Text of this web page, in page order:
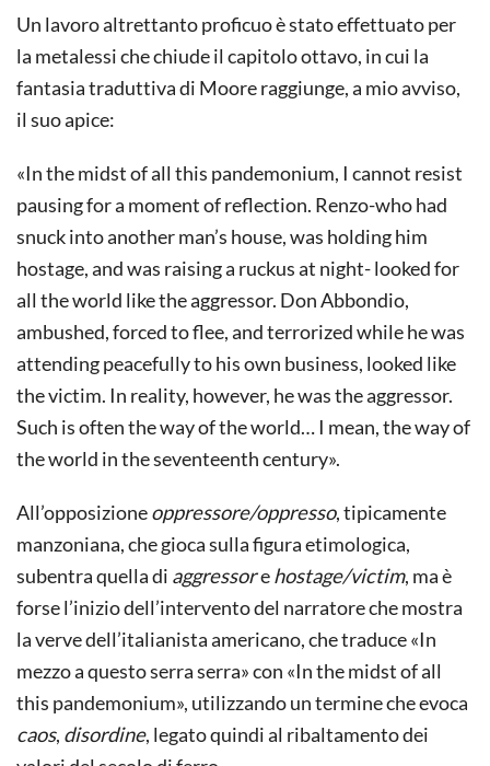
Un lavoro altrettanto proficuo è stato effettuato per
la metalessi che chiude il capitolo ottavo, in cui la
fantasia traduttiva di Moore raggiunge, a mio avviso,
il suo apice:
«In the midst of all this pandemonium, I cannot resist
pausing for a moment of reflection. Renzo-who had
snuck into another man’s house, was holding him
hostage, and was raising a ruckus at night- looked for
all the world like the aggressor. Don Abbondio,
ambushed, forced to flee, and terrorized while he was
attending peacefully to his own business, looked like
the victim. In reality, however, he was the aggressor.
Such is often the way of the world… I mean, the way of
the world in the seventeenth century».
All’opposizioneoppressore/oppresso, tipicamente
manzoniana, che gioca sulla figura etimologica,
subentra quella di aggressorehostage/victim, ma è
forse l’inizio dell’intervento del narratore che mostra
la verve dell’italianista americano, che traduce «In
mezzo a questo serra serra» con «In the midst of all
this pandemonium», utilizzando un termine che evoca
caos, disordine, legato quindi al ribaltamento dei